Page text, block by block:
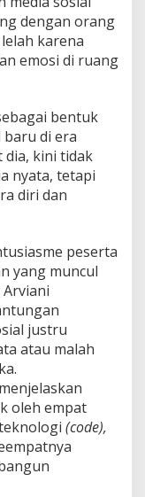
dengan orang
karena
emosi di ruang
bentuk
di era
dia, kini tidak
nyata, tetapi
diri dan
peserta
yang muncul
justru
atau malah
oleh empat
(code),